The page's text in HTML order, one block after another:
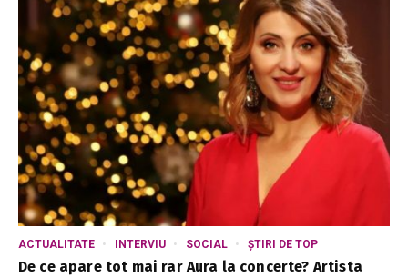
ACTUALITATE INTERVIU SOCIAL ȘTIRI DE TOP
De ce apare tot mai rar Aura la concerte? Artista